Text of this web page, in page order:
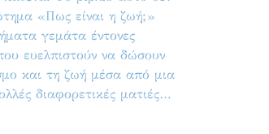
«Πως είναι η ζωή;»
γεμάτα έντονες
ευελπιστούν να δώσουν
και τη ζωή μέσα από μια
διαφορετικές ματιές…